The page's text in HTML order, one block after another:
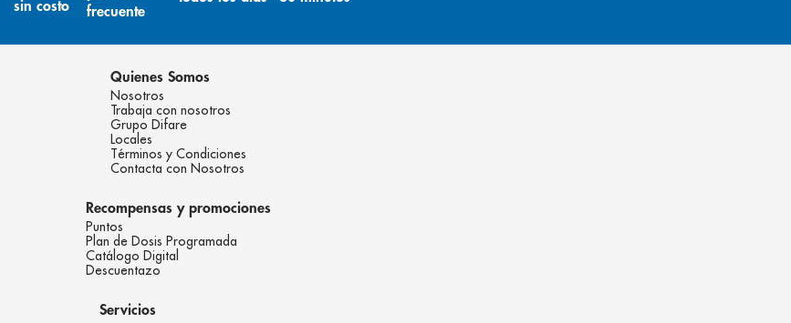
sin costo
frecuente
Quienes Somos
Nosotros
Trabaja con nosotros
Grupo Difare
Locales
Términos y Condiciones
Contacta con Nosotros
Recompensas y promociones
Puntos
Plan de Dosis Programada
Catálogo Digital
Descuentazo
Servicios